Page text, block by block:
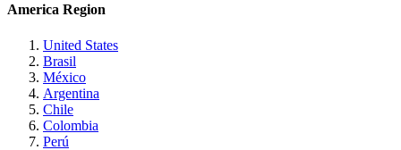
America Region
United States
Brasil
México
Argentina
Chile
Colombia
Perú